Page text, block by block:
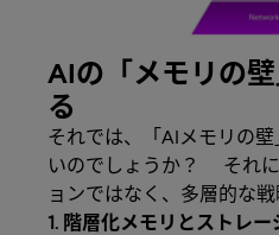
AIの「メモリの
る
それでは、「AIメモリの
いのでしょうか？ それ
ョンではなく、多層的な戦
1. 階層化メモリとストレ